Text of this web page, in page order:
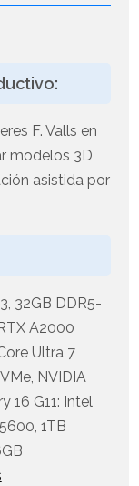
F. Valls en
modelos 3D
asistida por
32GB DDR5-
A2000
Ultra 7
NVIDIA
16 G11: Intel
1TB